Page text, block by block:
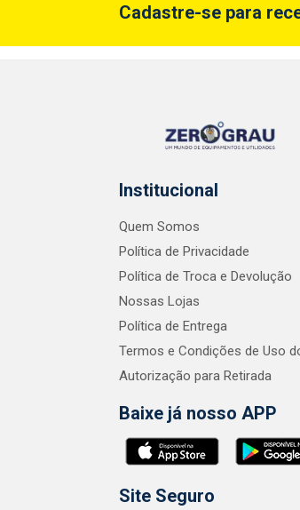
Cadastre-se para
Institucional
Quem Somos
Política de Privacidade
Política de Troca e Devolução
Nossas Lojas
Política de Entrega
Termos e Condições de Uso
Autorização para Retirada
Baixe já nosso APP
Site Seguro